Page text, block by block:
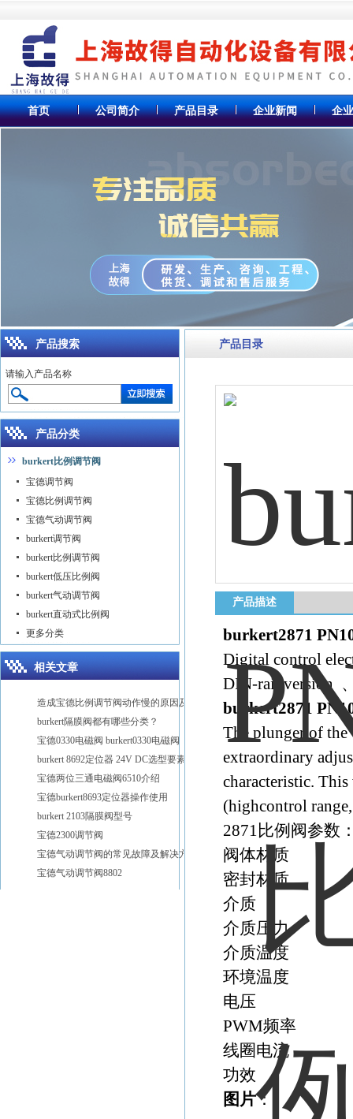
首页 公司简介 产品目录 企业新闻 企
产品目录
产品描述
burkert2871
Digital control
DIN-rail version
burkert2871
The plunger of the
extraordinary
characteristic.
(highcontrol
2871比例阀参数
阀体材质
密封材质
介质 中性
介质压力 0-
介质温度 -
环境温度
电压
PWM频
线圈电流
功效 2W(up
图片：
产品搜索
请输入产品名称
产品分类
burkert比例调节阀
宝德调节阀
宝德比例调节阀
宝德气动调节阀
burkert调节阀
burkert比例调节阀
burkert低压比例阀
burkert气动调节阀
burkert直动式比例阀
更多分类
相关文章
burkert隔膜阀都有哪些分类？
宝德0330电磁阀 burkert0330电磁阀
burkert 8692定位器 24V DC选型要素
宝德两位三通电磁阀6510介绍
宝德burkert8693定位器操作使用
burkert 2103隔膜阀型号
宝德2300调节阀
宝德气动调节阀8802